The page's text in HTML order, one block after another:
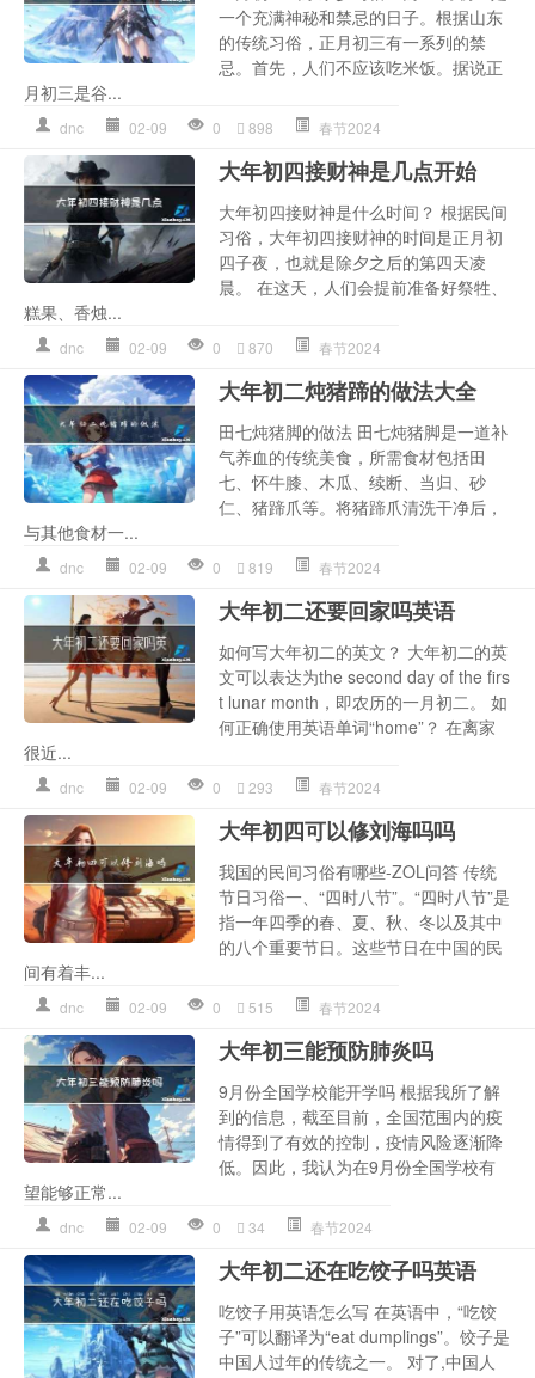
一个充满神秘和禁忌的日子。根据山东
的传统习俗，正月初三有一系列的禁
忌。首先，人们不应该吃米饭。据说正
月初三是谷...
dnc 02-09 0 898 春节2024
大年初四接财神是几点开始
大年初四接财神是什么时间？ 根据民间
习俗，大年初四接财神的时间是正月初
四子夜，也就是除夕之后的第四天凌
晨。 在这天，人们会提前准备好祭牲、
糕果、香烛...
dnc 02-09 0 870 春节2024
大年初二炖猪蹄的做法大全
田七炖猪脚的做法 田七炖猪脚是一道补
气养血的传统美食，所需食材包括田
七、怀牛膝、木瓜、续断、当归、砂
仁、猪蹄爪等。将猪蹄爪清洗干净后，
与其他食材一...
dnc 02-09 0 819 春节2024
大年初二还要回家吗英语
如何写大年初二的英文？ 大年初二的英
文可以表达为the second day of the firs
t lunar month，即农历的一月初二。 如
何正确使用英语单词“home”？ 在离家
很近...
dnc 02-09 0 293 春节2024
大年初四可以修刘海吗吗
我国的民间习俗有哪些-ZOL问答 传统
节日习俗一、“四时八节”。“四时八节”是
指一年四季的春、夏、秋、冬以及其中
的八个重要节日。这些节日在中国的民
间有着丰...
dnc 02-09 0 515 春节2024
大年初三能预防肺炎吗
9月份全国学校能开学吗 根据我所了解
到的信息，截至目前，全国范围内的疫
情得到了有效的控制，疫情风险逐渐降
低。因此，我认为在9月份全国学校有
望能够正常...
dnc 02-09 0 34 春节2024
大年初二还在吃饺子吗英语
吃饺子用英语怎么写 在英语中，“吃饺
子”可以翻译为“eat dumplings”。饺子是
中国人过年的传统之一。 对了,中国人